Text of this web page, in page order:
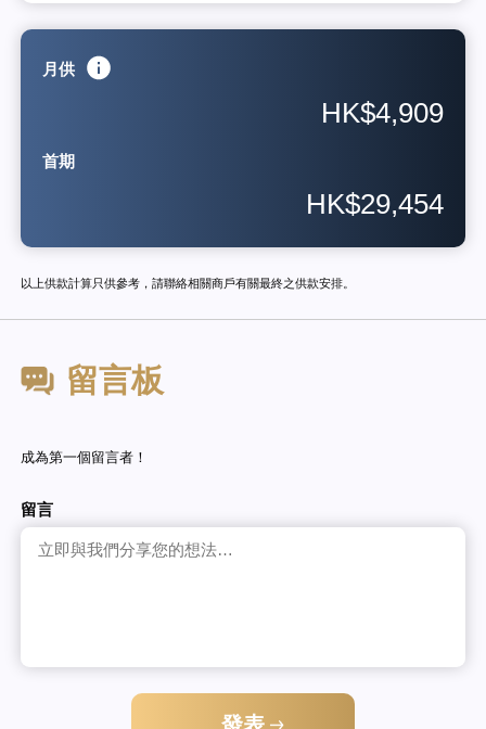
月供
HK$4,909
首期
HK$29,454
以上供款計算只供參考，請聯絡相關商戶有關最終之供款安排。
留言板
成為第一個留言者！
留言